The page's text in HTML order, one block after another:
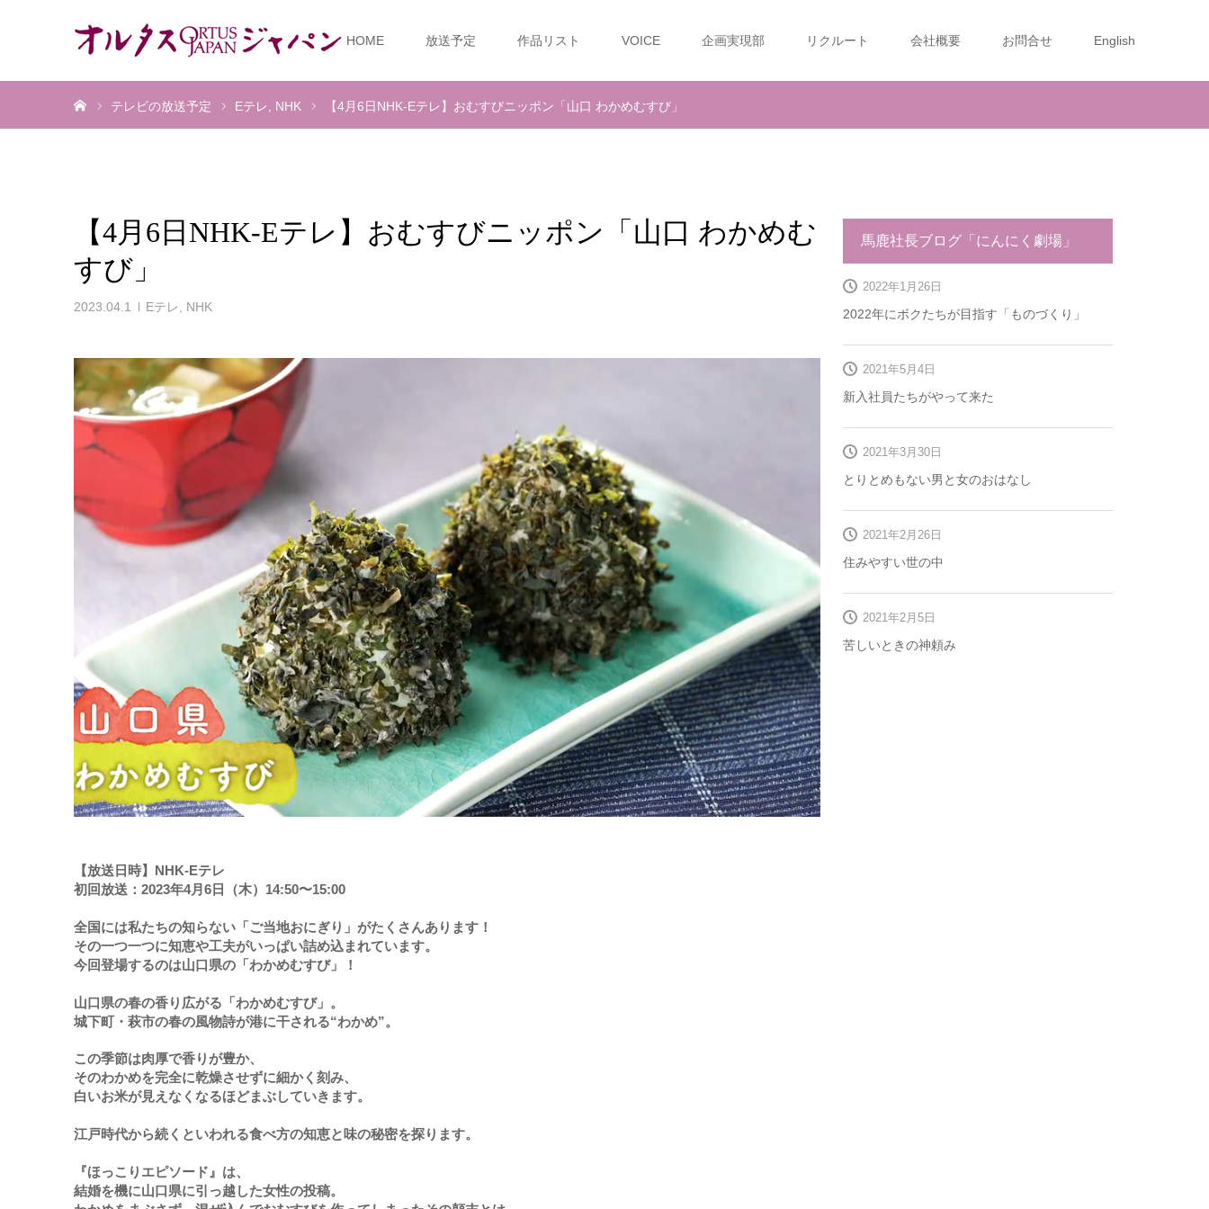
HOME 放送予定 作品リスト VOICE 企画実現部 リクルート 会社概要 お問合せ English
テレビの放送予定 Eテレ NHK 【4月6日NHK-Eテレ】おむすびニッポン「山口 わかめむすび」
【4月6日NHK-Eテレ】おむすびニッポン「山口 わかめむ
すび」
2023.04.1 Eテレ NHK
【放送日時】NHK-Eテレ
初回放送 ： 2023年4月6日（木）14:50〜15:00
全国には私たちの知らない「ご当地おにぎり」がたくさんあります！
その一つ一つに知恵や工夫がいっぱい詰め込まれています。
今回登場するのは山口県の「わかめむすび」！
山口県の春の香り広がる「わかめむすび」。
城下町・萩市の春の風物詩が港に干される“わかめ”。
この季節は肉厚で香りが豊か、
そのわかめを完全に乾燥させずに細かく刻み、
白いお米が見えなくなるほどまぶしていきます。
江戸時代から続くといわれる食べ方の知恵と味の秘密を探ります。
『ほっこりエピソード』は、
結婚を機に山口県に引っ越した女性の投稿。
馬鹿社長ブログ「にんにく劇場」
2022年にボクたちが目指す「ものづくり」
2022年1月26日
新入社員たちがやって来た
2021年5月4日
とりとめもない男と女のおはなし
2021年3月30日
住みやすい世の中
2021年2月26日
苦しいときの神頼み
2021年2月5日